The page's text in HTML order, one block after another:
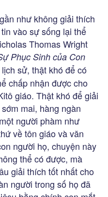
như không giải thích
vào sự sống lại thể
Thomas Wright
Phục Sinh của Con
sử, thật khó để có
chấp nhận được cho
giáo. Thật khó để giải
mai, hàng ngàn
người phàm như
về tôn giáo và văn
người họ, chuyện này
thể có được, mà
giải thích tốt nhất cho
người trong số họ đã